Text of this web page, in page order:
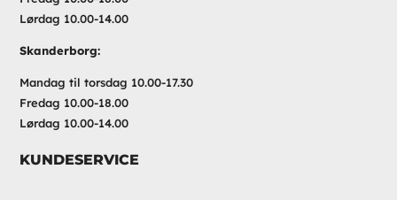
Lørdag 10.00-14.00
Skanderborg:
Mandag til torsdag 10.00-17.30
Fredag 10.00-18.00
Lørdag 10.00-14.00
KUNDESERVICE